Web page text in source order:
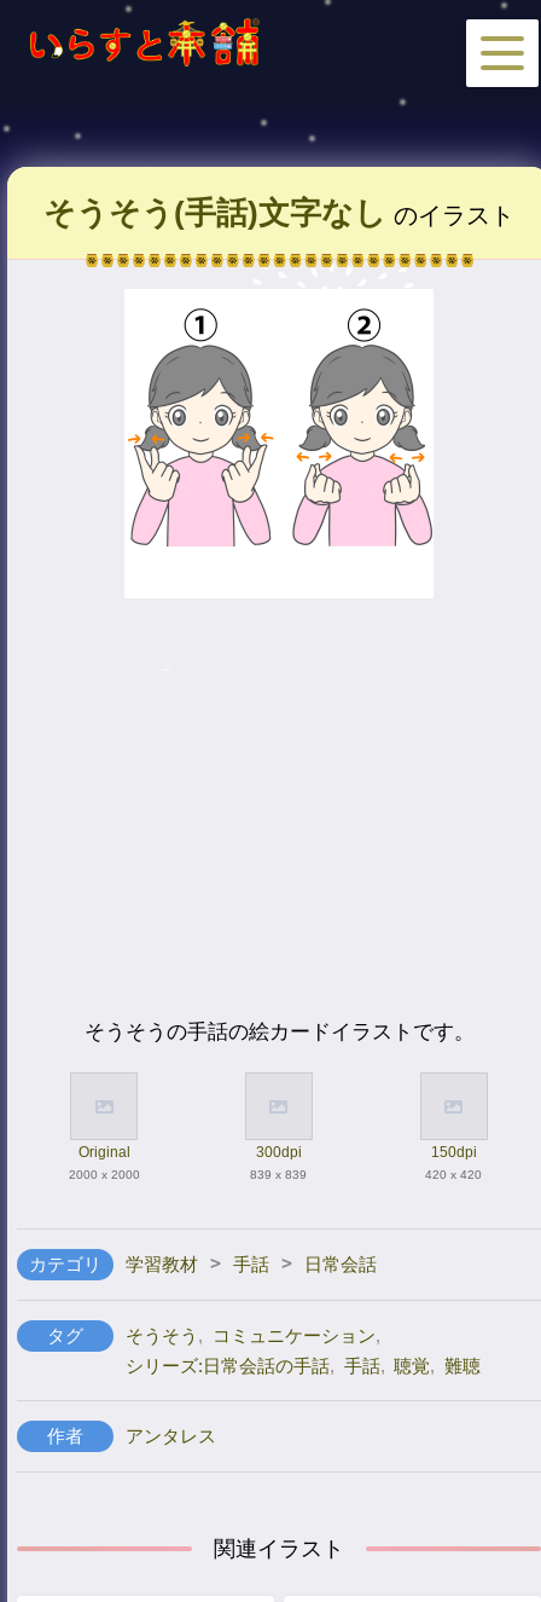
そうそう(手話)文字なし のイラスト
そうそうの手話の絵カードイラストです。
Original
2000 x 2000
300dpi
839 x 839
150dpi
420 x 420
カテゴリ 学習教材 > 手話 > 日常会話
タグ そうそう , コミュニケーション,
シリーズ:日常会話の手話, 手話, 聴覚, 難聴
作者 アンタレス
関連イラスト